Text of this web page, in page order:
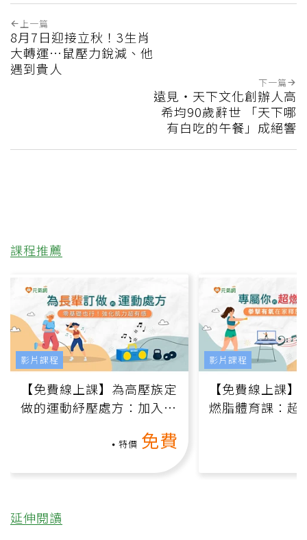
上一篇
8月7日迎接立秋！3生肖
大轉運…鼠壓力銳減、他
遇到貴人
下一篇
遠見‧天下文化創辦人高
希均90歲辭世 「天下哪
有白吃的午餐」成絕響
課程推薦
【免費線上課】為高壓族定
做的運動紓壓處方：加入行
特價 免費
影片課程
【免費線上課
燃脂體育課：超
影片課程
延伸閱讀